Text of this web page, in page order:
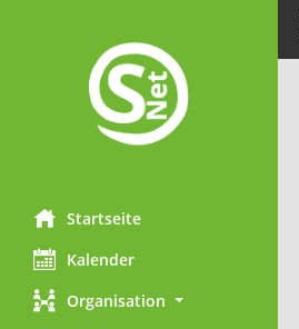
Startseite
Kalender
Organisation